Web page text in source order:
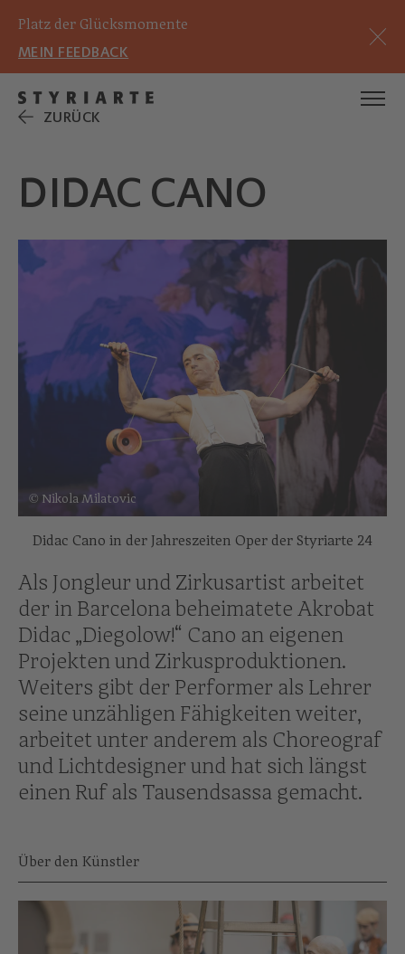
Platz der Glücksmomente
MEIN FEEDBACK
ZURÜCK
DIDAC CANO
© Nikola Milatovic
Didac Cano in der Jahreszeiten Oper der Styriarte 24
Als Jongleur und Zirkusartist arbeitet
der in Barcelona beheimatete Akrobat
Didac „Diegolow!“ Cano an eigenen
Projekten und Zirkusproduktionen.
Weiters gibt der Performer als Lehrer
seine unzähligen Fähigkeiten weiter,
arbeitet unter anderem als Choreograf
und Lichtdesigner und hat sich längst
einen Ruf als Tausendsassa gemacht.
Über den Künstler